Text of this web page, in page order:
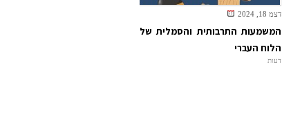
דצמ 18, 2024
המשמעות התרבותית והסמלית של
הלוח העברי
דעות